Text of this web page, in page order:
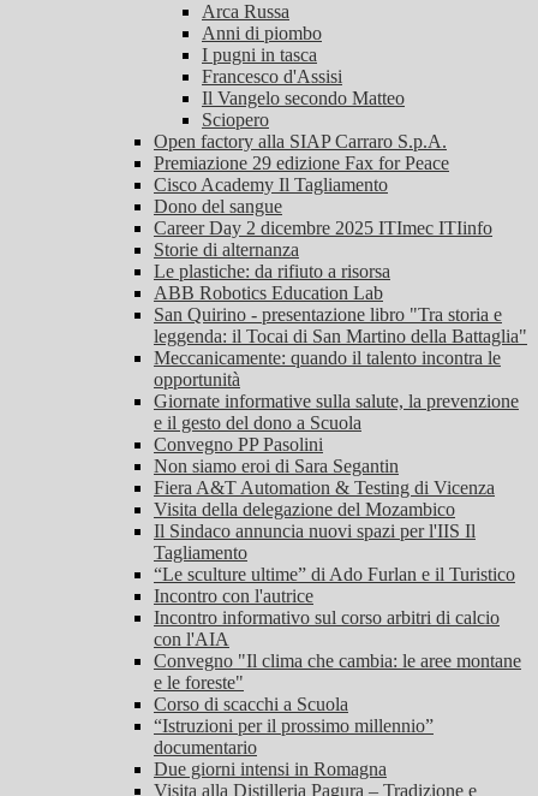
Arca Russa
Anni di piombo
I pugni in tasca
Francesco d'Assisi
Il Vangelo secondo Matteo
Sciopero
Open factory alla SIAP Carraro S.p.A.
Premiazione 29 edizione Fax for Peace
Cisco Academy Il Tagliamento
Dono del sangue
Career Day 2 dicembre 2025 ITImec ITIinfo
Storie di alternanza
Le plastiche: da rifiuto a risorsa
ABB Robotics Education Lab
San Quirino - presentazione libro "Tra storia e
leggenda: il Tocai di San Martino della Battaglia"
Meccanicamente: quando il talento incontra le
opportunità
Giornate informative sulla salute, la prevenzione
e il gesto del dono a Scuola
Convegno PP Pasolini
Non siamo eroi di Sara Segantin
Fiera A&T Automation & Testing di Vicenza
Visita della delegazione del Mozambico
Il Sindaco annuncia nuovi spazi per l'IIS Il
Tagliamento
“Le sculture ultime” di Ado Furlan e il Turistico
Incontro con l'autrice
Incontro informativo sul corso arbitri di calcio
con l'AIA
Convegno "Il clima che cambia: le aree montane
e le foreste"
Corso di scacchi a Scuola
“Istruzioni per il prossimo millennio”
documentario
Due giorni intensi in Romagna
Visita alla Distilleria Pagura – Tradizione e